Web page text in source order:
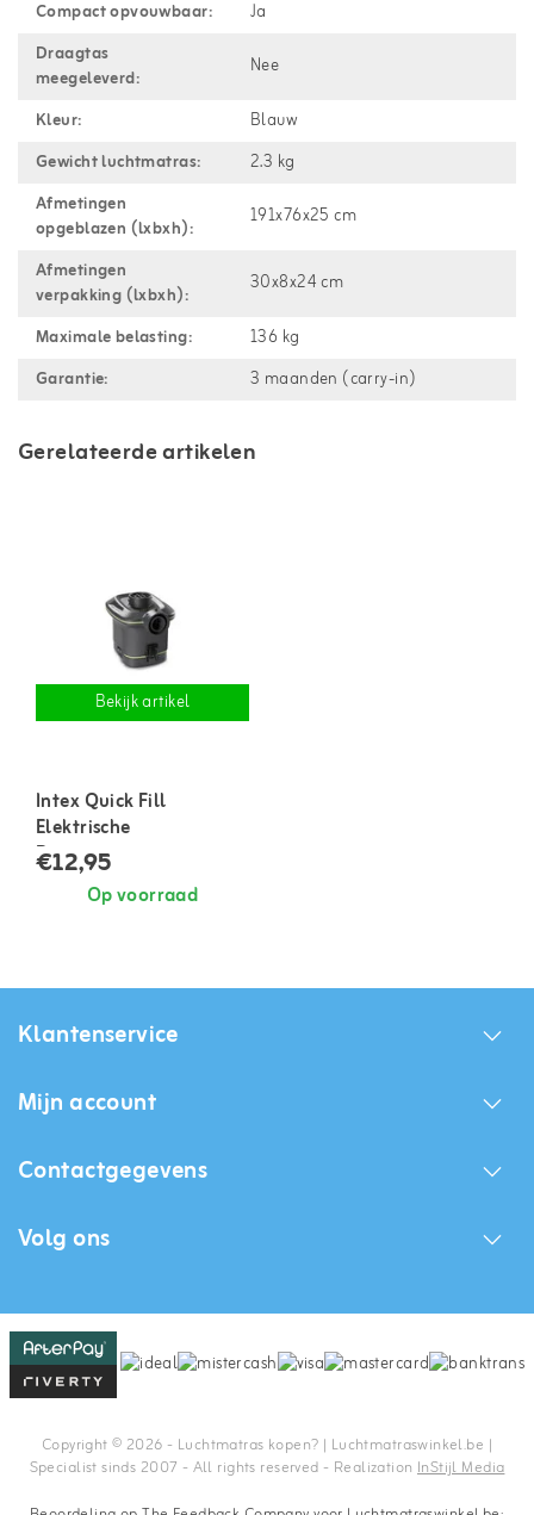
Compact opvouwbaar:
Ja
Draagtas
meegeleverd:
Nee
Kleur:
Blauw
Gewicht luchtmatras:
2.3 kg
Afmetingen
opgeblazen (lxbxh):
191x76x25 cm
Afmetingen
verpakking (lxbxh):
30x8x24 cm
Maximale belasting:
136 kg
Garantie:
3 maanden (carry-in)
Gerelateerde artikelen
Bekijk artikel
Intex Quick Fill
Elektrische
Batterijpomp
€12,95
Op voorraad
Klantenservice
Mijn account
Contactgegevens
Volg ons
Copyright © 2026 - Luchtmatras kopen? | Luchtmatraswinkel.be |
Specialist sinds 2007 - All rights reserved - Realization InStijl Media